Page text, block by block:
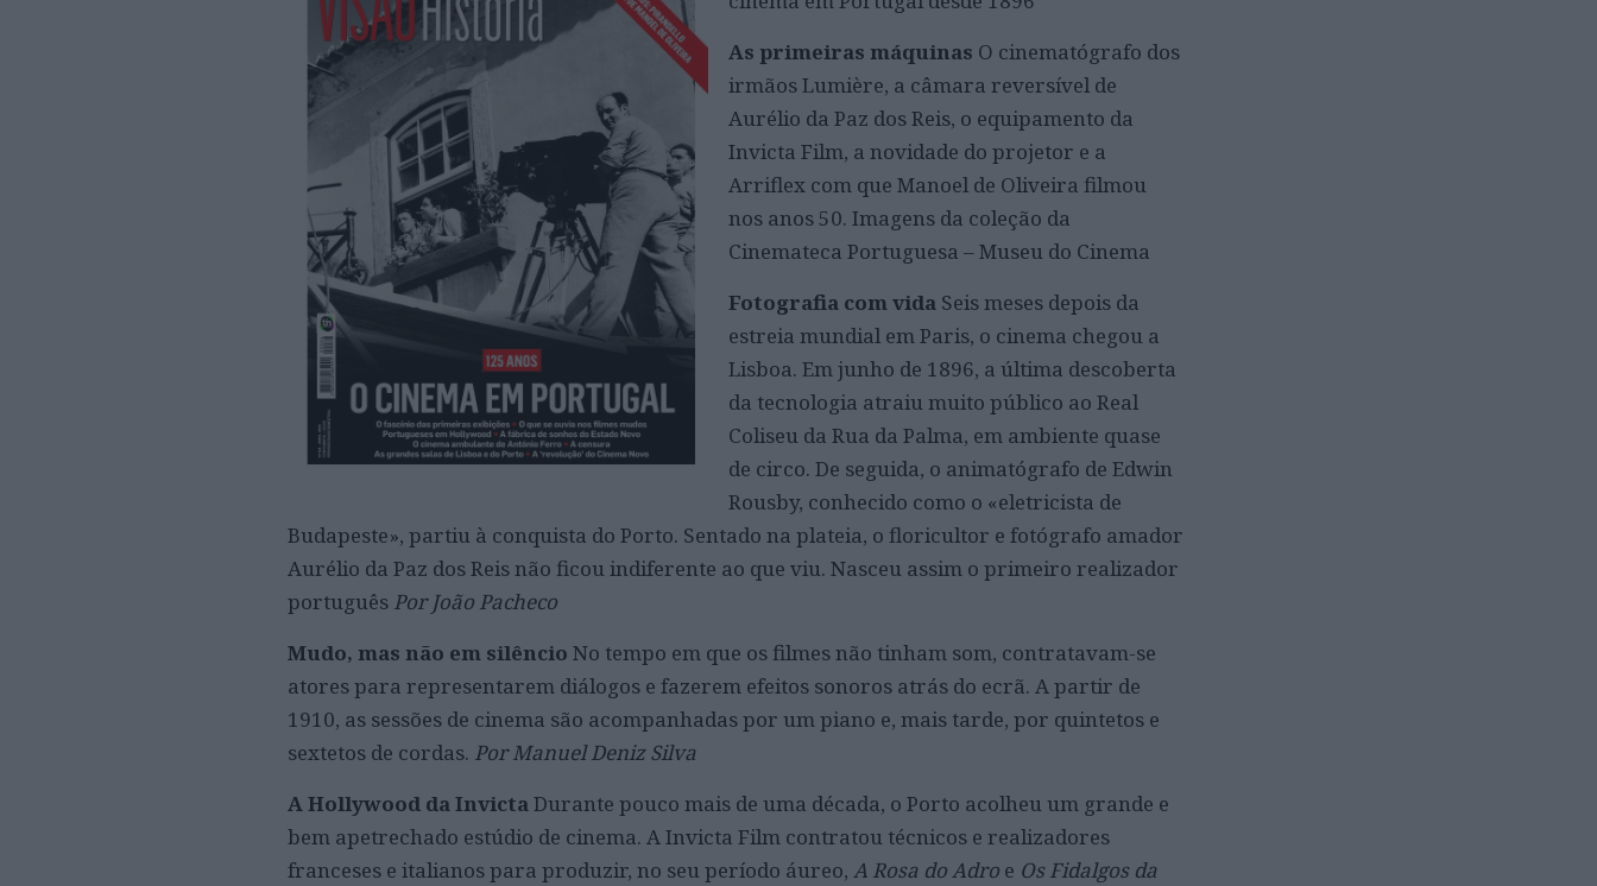
As primeiras máquinas O cinematógrafo dos
irmãos Lumière, a câmara reversível de
Aurélio da Paz dos Reis, o equipamento da
Invicta Film, a novidade do projetor e a
Arriflex com que Manoel de Oliveira filmou
nos anos 50. Imagens da coleção da
Cinemateca Portuguesa – Museu do Cinema
Fotografia com vida Seis meses depois da
estreia mundial em Paris, o cinema chegou a
Lisboa. Em junho de 1896, a última descoberta
da tecnologia atraiu muito público ao Real
Coliseu da Rua da Palma, em ambiente quase
de circo. De seguida, o animatógrafo de Edwin
Rousby, conhecido como o «eletricista de
Budapeste», partiu à conquista do Porto. Sentado na plateia, o floricultor e fotógrafo amador
Aurélio da Paz dos Reis não ficou indiferente ao que viu. Nasceu assim o primeiro realizador
português Por João Pacheco
Mudo, mas não em silêncio No tempo em que os filmes não tinham som, contratavam-se
atores para representarem diálogos e fazerem efeitos sonoros atrás do ecrã. A partir de
1910, as sessões de cinema são acompanhadas por um piano e, mais tarde, por quintetos e
sextetos de cordas. Por Manuel Deniz Silva
A Hollywood da InvictaDurante pouco mais de uma década, o Porto acolheu um grande e
bem apetrechado estúdio de cinema. A Invicta Film contratou técnicos e realizadores
franceses e italianos para produzir, no seu período áureo, A Rosa do Adro e Os Fidalgos da